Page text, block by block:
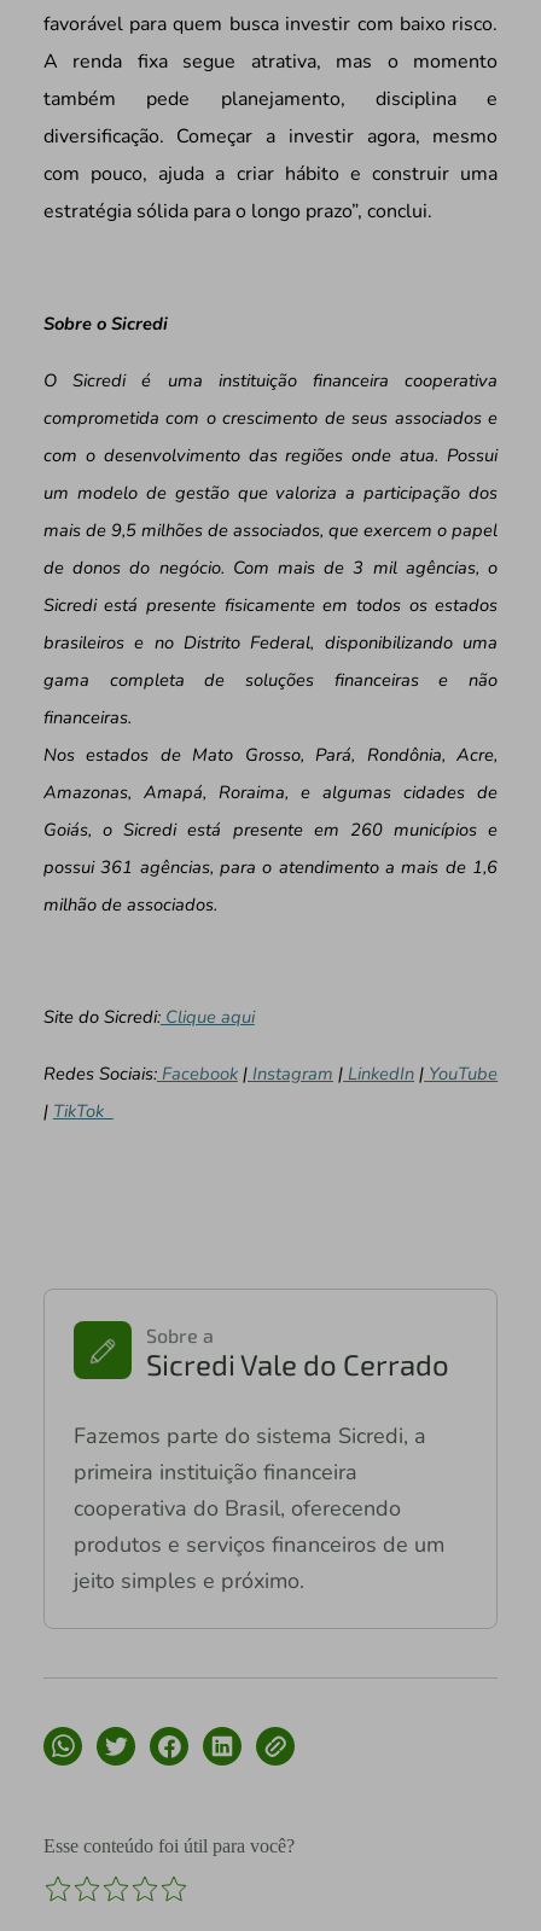
favorável para quem busca investir com baixo risco.
A renda fixa segue atrativa, mas o momento
também pede planejamento, disciplina e
diversificação. Começar a investir agora, mesmo
com pouco, ajuda a criar hábito e construir uma
estratégia sólida para o longo prazo”, conclui.
Sobre o Sicredi
O Sicredi é uma instituição financeira cooperativa
comprometida com o crescimento de seus associados e
com o desenvolvimento das regiões onde atua. Possui
um modelo de gestão que valoriza a participação dos
mais de 9,5 milhões de associados, que exercem o papel
de donos do negócio. Com mais de 3 mil agências, o
Sicredi está presente fisicamente em todos os estados
brasileiros e no Distrito Federal, disponibilizando uma
gama completa de soluções financeiras e não
financeiras.
Nos estados de Mato Grosso, Pará, Rondônia, Acre,
Amazonas, Amapá, Roraima, e algumas cidades de
Goiás, o Sicredi está presente em 260 municípios e
possui 361 agências, para o atendimento a mais de 1,6
milhão de associados.
Site do Sicredi:Clique aqui
Redes Sociais:Facebook|Instagram | LinkedIn | YouTube
| TikTok
Sobre a
Sicredi Vale do Cerrado
Fazemos parte do sistema Sicredi, a
primeira instituição financeira
cooperativa do Brasil, oferecendo
produtos e serviços financeiros de um
jeito simples e próximo.
Esse conteúdo foi útil para você?